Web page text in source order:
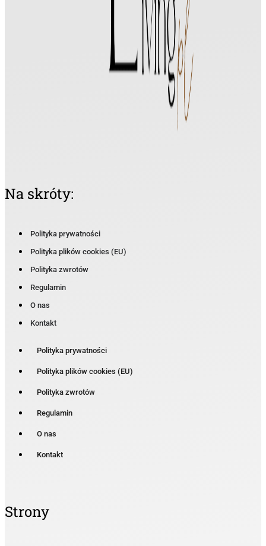
Na skróty:
Polityka prywatności
Polityka plików cookies (EU)
Polityka zwrotów
Regulamin
O nas
Kontakt
Polityka prywatności
Polityka plików cookies (EU)
Polityka zwrotów
Regulamin
O nas
Kontakt
Strony